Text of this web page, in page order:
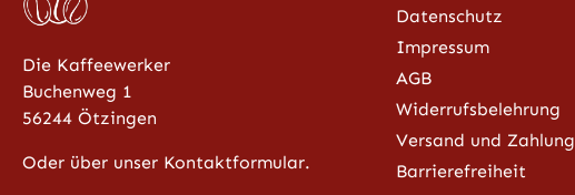
Die Kaffeewerker
Buchenweg 1
56244 Ötzingen
Oder über unser Kontaktformular.
Datenschutz
Impressum
AGB
Widerrufsbelehrung
Versand und Zahlung
Barrierefreiheit